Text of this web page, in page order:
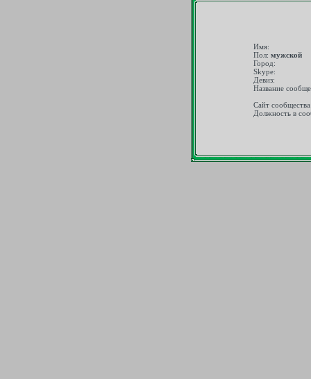
Имя:
Пол: мужской
Город:
Skype:
Девиз:
Название
Сайт
Должность в